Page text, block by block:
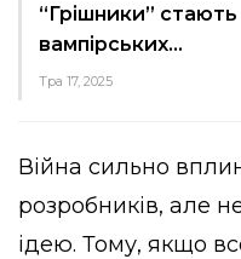
“Грішники”
вампірських…
Тра 17, 2025
Війна сильно
розробників, але
ідею. Тому, якщо